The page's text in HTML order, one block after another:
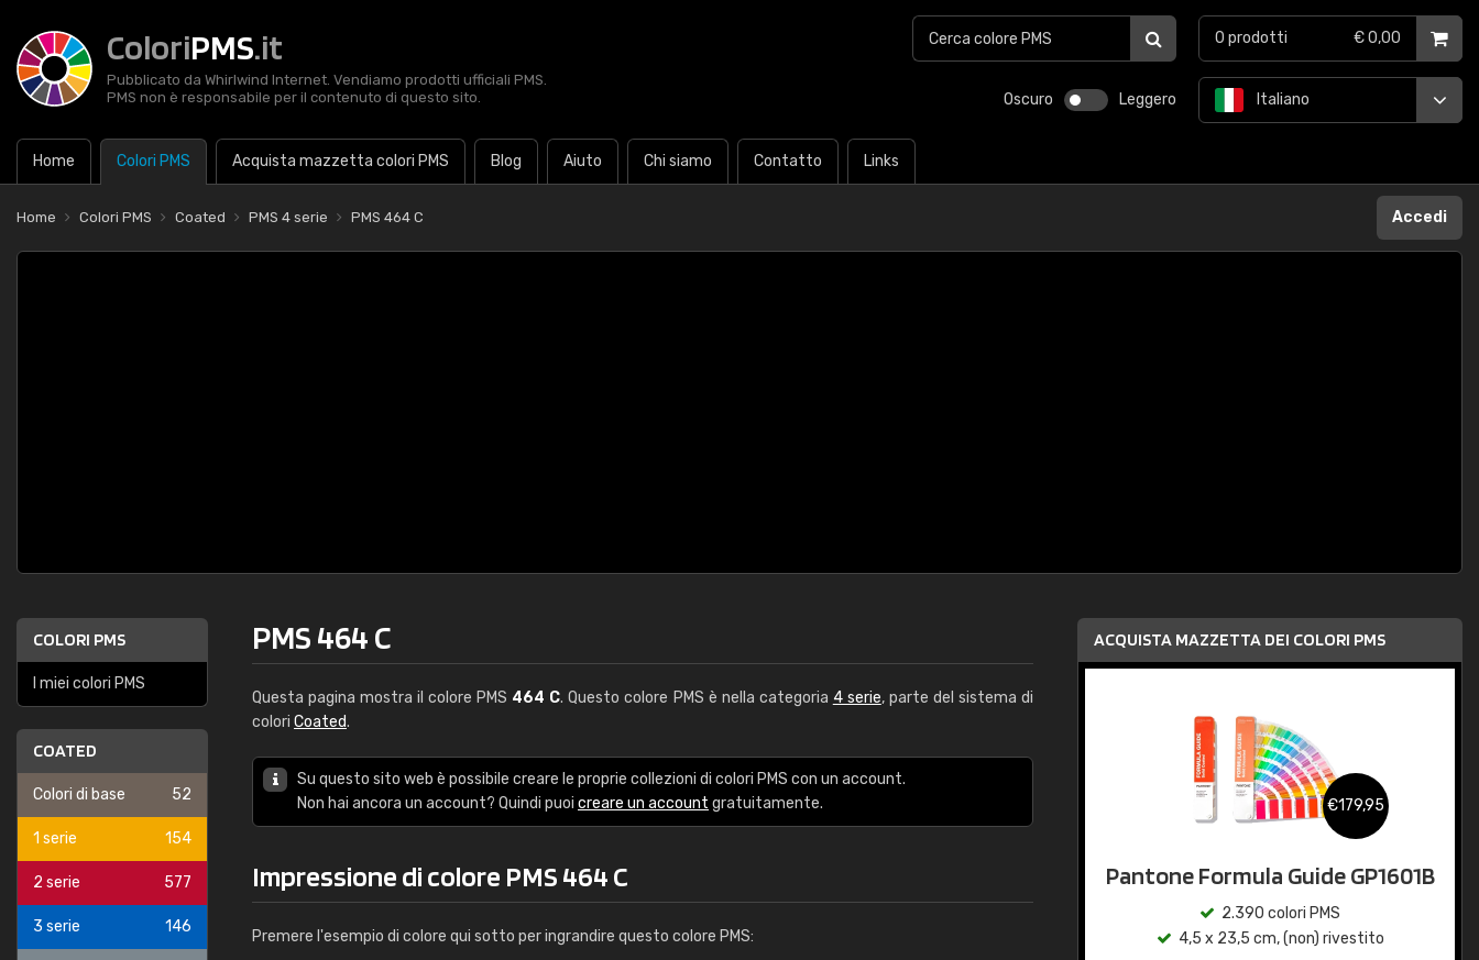
ColoriPMS.it
Pubblicato da Whirlwind Internet. Vendiamo prodotti ufficiali PMS.
PMS non è responsabile per il contenuto di questo sito.
Oscuro Leggero
Home Colori PMS Acquista mazzetta colori PMS Blog Aiuto Chi siamo Contatto Links
Italiano
0 prodotti € 0,00
Home Colori PMS Coated PMS 4 serie PMS 464 C Accedi
COLORI PMS
I miei colori PMS
COATED
Colori di base 52
1 serie 154
2 serie 577
3 serie 146
PMS 464 C
Questa pagina mostra il colore PMS 464 C. Questo colore PMS è nella categoria 4 serie, parte del sistema di
colori Coated.
Su questo sito web è possibile creare le proprie collezioni di colori PMS con un account.
Non hai ancora un account? Quindi puoi creare un account gratuitamente.
Impressione di colore PMS 464 C
Premere l'esempio di colore qui sotto per ingrandire questo colore PMS:
ACQUISTA MAZZETTA DEI COLORI PMS
€179,95
Pantone Formula Guide GP1601B
2.390 colori PMS
4,5 x 23,5 cm, (non) rivestito